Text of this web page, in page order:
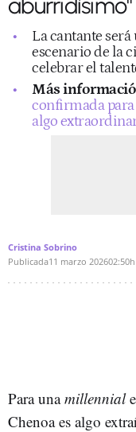
La cantante será
escenario de la
celebrar el
Más
confirmada para
algo
Cristina Sobrino
Publicada11 marzo 202602:50h
Para unamillennial
Chenoa es algo